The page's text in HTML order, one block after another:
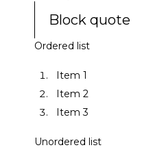
Block quote
Ordered list
Item 1
Item 2
Item 3
Unordered list